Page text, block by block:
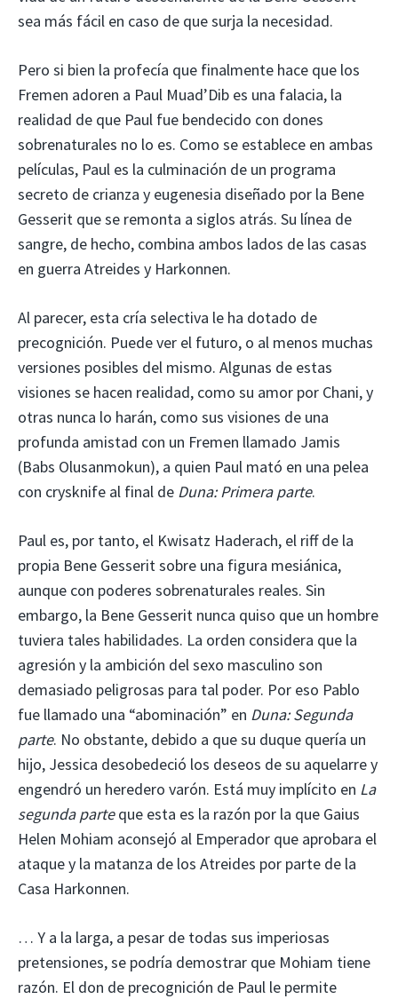
sea más fácil en caso de que surja la necesidad.
Pero si bien la profecía que finalmente hace que los
Fremen adoren a Paul Muad’Dib es una falacia, la
realidad de que Paul fue bendecido con dones
sobrenaturales no lo es. Como se establece en ambas
películas, Paul es la culminación de un programa
secreto de crianza y eugenesia diseñado por la Bene
Gesserit que se remonta a siglos atrás. Su línea de
sangre, de hecho, combina ambos lados de las casas
en guerra Atreides y Harkonnen.
Al parecer, esta cría selectiva le ha dotado de
precognición. Puede ver el futuro, o al menos muchas
versiones posibles del mismo. Algunas de estas
visiones se hacen realidad, como su amor por Chani, y
otras nunca lo harán, como sus visiones de una
profunda amistad con un Fremen llamado Jamis
(Babs Olusanmokun), a quien Paul mató en una pelea
con crysknife al final de Duna: Primera parte.
Paul es, por tanto, el Kwisatz Haderach, el riff de la
propia Bene Gesserit sobre una figura mesiánica,
aunque con poderes sobrenaturales reales. Sin
embargo, la Bene Gesserit nunca quiso que un hombre
tuviera tales habilidades. La orden considera que la
agresión y la ambición del sexo masculino son
demasiado peligrosas para tal poder. Por eso Pablo
fue llamado una “abominación” en Duna: Segunda
parte. No obstante, debido a que su duque quería un
hijo, Jessica desobedeció los deseos de su aquelarre y
engendró un heredero varón. Está muy implícito en La
segunda parteque esta es la razón por la que Gaius
Helen Mohiam aconsejó al Emperador que aprobara el
ataque y la matanza de los Atreides por parte de la
Casa Harkonnen.
… Y a la larga, a pesar de todas sus imperiosas
pretensiones, se podría demostrar que Mohiam tiene
razón. El don de precognición de Paul le permite